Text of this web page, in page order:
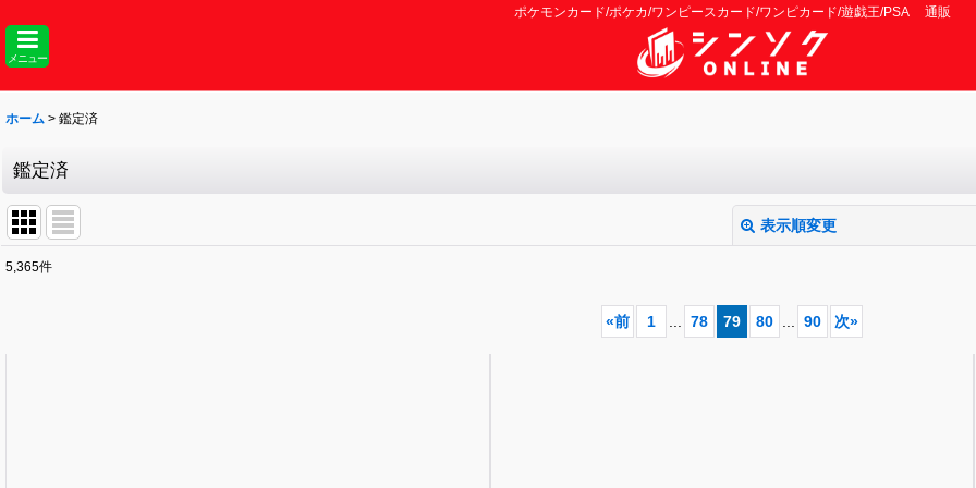
ポケモンカード/ポケカ/ワンピースカード/ワンピカード/遊戯王/PSA 通販
メニュー
ホーム > 鑑定済
鑑定済
表示順変更
5,365件
«前 1 ... 78 79 80 ... 90 次»